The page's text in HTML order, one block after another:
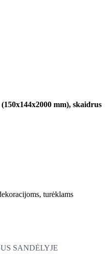
mm), skaidrus
turėklams
SANDĖLYJE